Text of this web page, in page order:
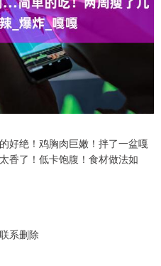
好绝！鸡胸肉巨嫩！拌了一盆嘎
香了！低卡饱腹！食材做法如
系删除